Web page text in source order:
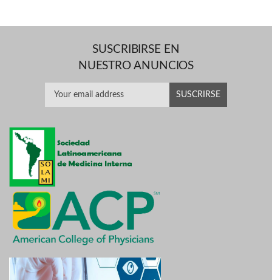
SUSCRIBIRSE EN
NUESTRO ANUNCIOS